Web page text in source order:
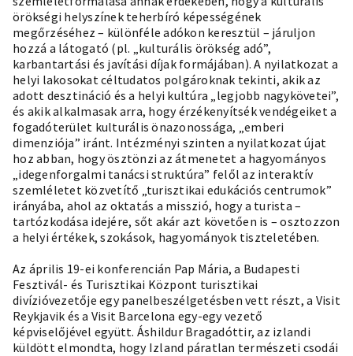
örökségi helyszínek teherbíró képességének
megőrzéséhez – különféle adókon keresztül – járuljon
hozzá a látogató (pl. „kulturális örökség adó”,
karbantartási és javítási díjak formájában). A nyilatkozat a
helyi lakosokat céltudatos polgároknak tekinti, akik az
adott desztináció és a helyi kultúra „legjobb nagykövetei”,
és akik alkalmasak arra, hogy érzékenyítsék vendégeiket a
fogadóterület kulturális önazonossága, „emberi
dimenziója” iránt. Intézményi szinten a nyilatkozat újat
hoz abban, hogy ösztönzi az átmenetet a hagyományos
„idegenforgalmi tanácsi struktúra” felől az interaktív
szemléletet közvetítő „turisztikai edukációs centrumok”
irányába, ahol az oktatás a misszió, hogy a turista –
tartózkodása idejére, sőt akár azt követően is – osztozzon
a helyi értékek, szokások, hagyományok tiszteletében.
Az április 19-ei konferencián Pap Mária, a Budapesti
Fesztivál- és Turisztikai Központ turisztikai
divízióvezetője egy panelbeszélgetésben vett részt, a Visit
Reykjavik és a Visit Barcelona egy-egy vezető
képviselőjével együtt. Áshildur Bragadóttir, az izlandi
küldött elmondta, hogy Izland páratlan természeti csodái